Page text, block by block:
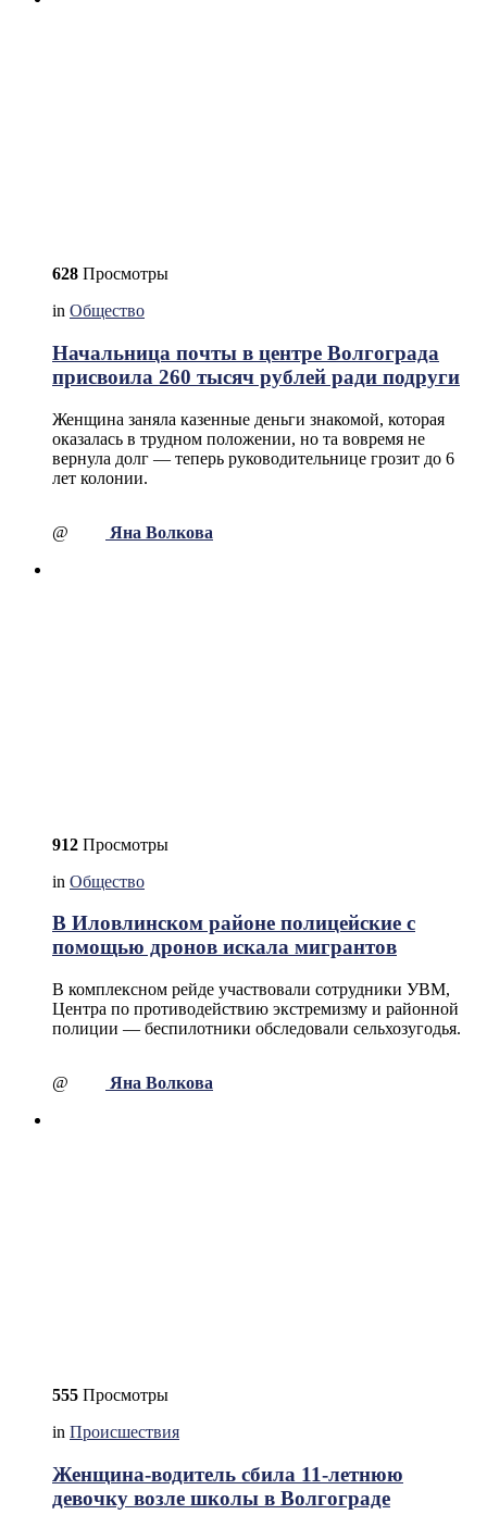
628 Просмотры
in Общество
Начальница почты в центре Волгограда
присвоила 260 тысяч рублей ради подруги
Женщина заняла казенные деньги знакомой, которая
оказалась в трудном положении, но та вовремя не
вернула долг — теперь руководительнице грозит до 6
лет колонии.
@ Яна Волкова
912 Просмотры
in Общество
В Иловлинском районе полицейские с
помощью дронов искала мигрантов
В комплексном рейде участвовали сотрудники УВМ,
Центра по противодействию экстремизму и районной
полиции — беспилотники обследовали сельхозугодья.
@ Яна Волкова
555 Просмотры
in Происшествия
Женщина-водитель сбила 11-летнюю
девочку возле школы в Волгограде